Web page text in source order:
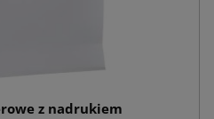
z nadrukiem